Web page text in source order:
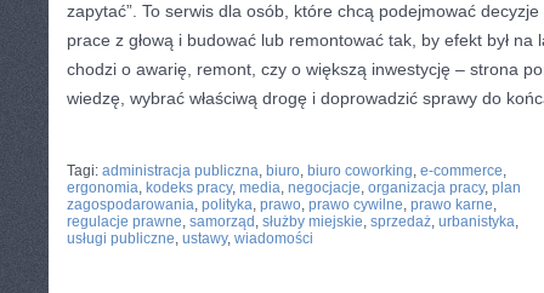
zapytać”. To serwis dla osób, które chcą podejmować
prace z głową i budować lub remontować tak, by efekt był
chodzi o awarię, remont, czy o większą inwestycję – strona
wiedzę, wybrać właściwą drogę i doprowadzić sprawy do
Tagi: administracja publiczna, biuro, biuro coworking, e-commerce,
ergonomia, kodeks pracy, media, negocjacje, organizacja pracy, plan
zagospodarowania, polityka, prawo, prawo cywilne, prawo karne,
regulacje prawne, samorząd , służby miejskie, sprzedaż, urbanistyka,
usługi publiczne, ustawy, wiadomości